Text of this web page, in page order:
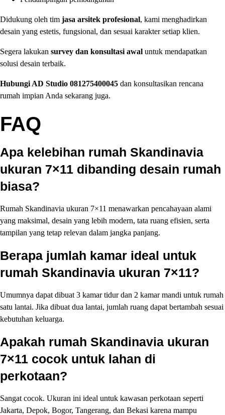
Didukung oleh tim jasa arsitek profesional, kami menghadirkan
desain yang estetis, fungsional, dan sesuai karakter setiap klien.
Segera lakukan survey dan konsultasi awal untuk mendapatkan
solusi desain terbaik.
Hubungi AD Studio 081275400045 dan konsultasikan rencana
rumah impian Anda sekarang juga.
FAQ
Apa kelebihan rumah Skandinavia
ukuran 7×11 dibanding desain rumah
biasa?
Rumah Skandinavia ukuran 7×11 menawarkan pencahayaan alami
yang maksimal, desain yang lebih modern, tata ruang efisien, serta
tampilan yang tetap relevan dalam jangka panjang.
Berapa jumlah kamar ideal untuk
rumah Skandinavia ukuran 7×11?
Umumnya dapat dibuat 3 kamar tidur dan 2 kamar mandi untuk rumah
satu lantai. Jika dibuat dua lantai, jumlah ruang dapat bertambah sesuai
kebutuhan keluarga.
Apakah rumah Skandinavia ukuran
7×11 cocok untuk lahan di
perkotaan?
Sangat cocok. Ukuran ini ideal untuk kawasan perkotaan seperti
Jakarta, Depok, Bogor, Tangerang, dan Bekasi karena mampu